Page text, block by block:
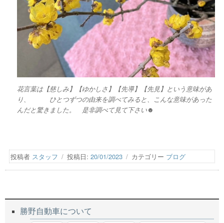
花言葉は【慈しみ】【ゆかしさ】【先導】【先見】という意味があ
り、 ひとつずつの由来を調べてみると、こんな意味があった
んだと驚きました。 是非調べて見て下さい☻
投稿者 スタッフ 投稿日: 20/01/2023 カテゴリー ブログ
勝野自動車について